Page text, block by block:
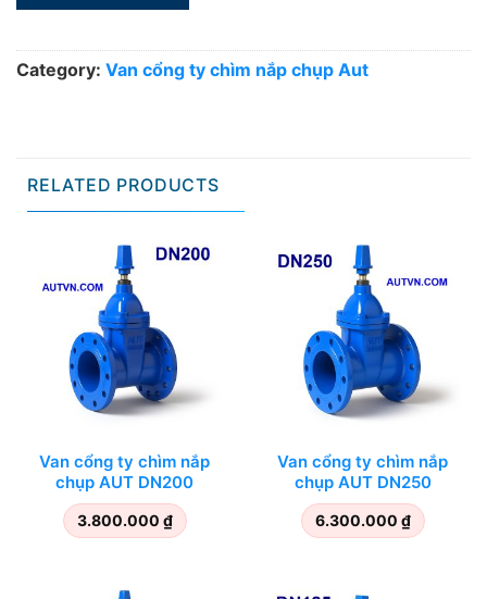
Category: Van cổng ty chìm nắp chụp Aut
RELATED PRODUCTS
Van cổng ty chìm nắp
chụp AUT DN200
3.800.000 ₫
Van cổng ty chìm nắp
chụp AUT DN250
6.300.000 ₫